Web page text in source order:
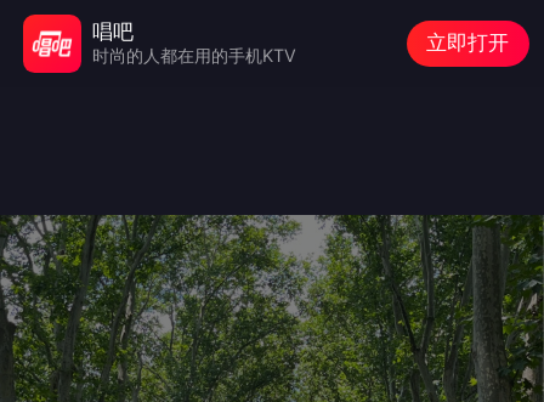
唱吧
时尚的人都在用的手机KTV
立即打开